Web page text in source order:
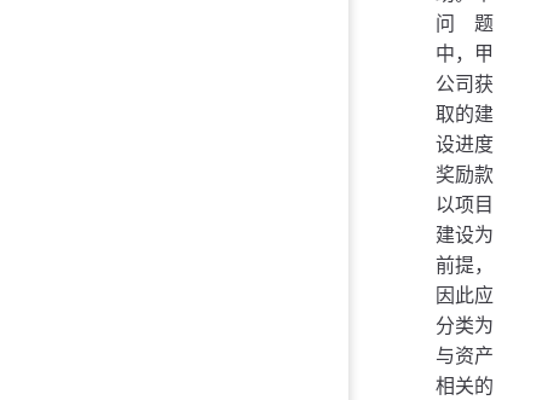
问题
中，甲
公司获
取的建
设进度
奖励款
以项目
建设为
前提，
因此应
分类为
与资产
相关的